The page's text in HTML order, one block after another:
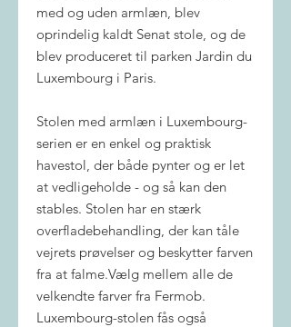
med og uden armlæn, blev
oprindelig kaldt Senat stole, og de
blev produceret til parken Jardin du
Luxembourg i Paris.
Stolen med armlæn i Luxembourg-
serien er en enkel og praktisk
havestol, der både pynter og er let
at vedligeholde - og så kan den
stables. Stolen har en stærk
overfladebehandling, der kan tåle
vejrets prøvelser og beskytter farven
fra at falme.Vælg mellem alle de
velkendte farver fra Fermob.
Luxembourg-stolen fås også